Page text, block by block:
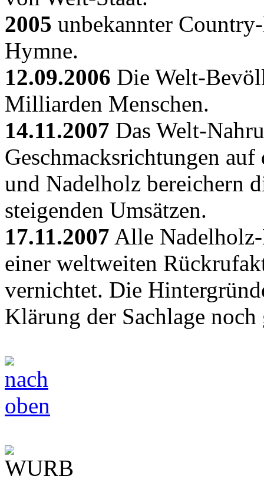
2005 unbekannter
Hymne.
12.09.2006 Die Welt-
Milliarden Menschen.
14.11.2007 Das Welt-
Geschmacksrichtungen
und Nadelholz bereichern
steigenden Umsätzen.
17.11.2007 Alle
einer weltweiten
vernichtet. Die
Klärung der Sachlage noch